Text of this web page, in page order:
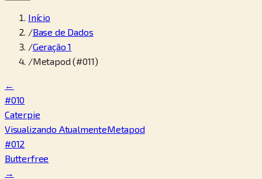
Início
/Base de Dados
/Geração 1
/Metapod (#011)
←
#010
Caterpie
Visualizando AtualmenteMetapod
#012
Butterfree
→